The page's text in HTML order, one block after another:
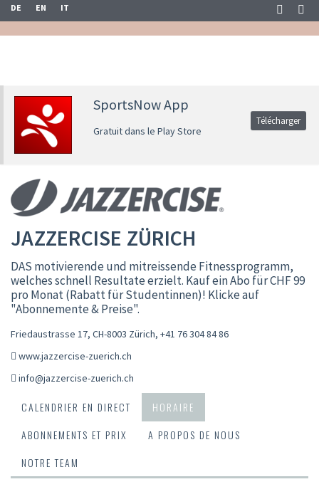
DE EN IT
SportsNow App
Gratuit dans le Play Store
Télécharger
JAZZERCISE ZÜRICH
DAS motivierende und mitreissende Fitnessprogramm,
welches schnell Resultate erzielt. Kauf ein Abo für CHF 99
pro Monat (Rabatt für Studentinnen)! Klicke auf
"Abonnemente & Preise".
Friedaustrasse 17, CH-8003 Zürich, +41 76 304 84 86
www.jazzercise-zuerich.ch
info@jazzercise-zuerich.ch
CALENDRIER EN DIRECT
HORAIRE
ABONNEMENTS ET PRIX
A PROPOS DE NOUS
NOTRE TEAM